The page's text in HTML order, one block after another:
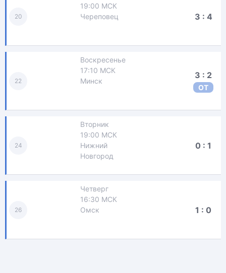
20
19:00 МСК
Череповец
3 : 4
22
Воскресенье
17:10 МСК
Минск
3 : 2
ОТ
24
Вторник
19:00 МСК
Нижний
Новгород
0 : 1
26
Четверг
16:30 МСК
Омск
1 : 0